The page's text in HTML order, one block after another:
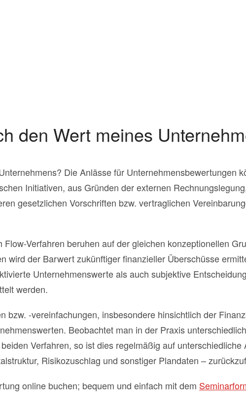
den Wert meines
Die Anlässe für Unternehmensbewertungen
Initiativen, aus Gründen der externen
gesetzlichen Vorschriften bzw. vertraglichen
Verfahren beruhen auf der gleichen konzeptionellen
wird der Barwert zukünftiger finanzieller Überschüsse
Unternehmenswerte als auch subjektive
werden.
bzw. -vereinfachungen, insbesondere hinsichtlich der
Beobachtet man in der Praxis
Verfahren, so ist dies regelmäßig auf unterschiedliche
Risikozuschlag und sonstiger Plandaten –
online buchen; bequem und einfach mit dem